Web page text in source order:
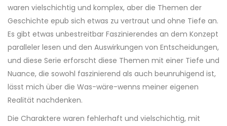
waren vielschichtig und komplex, aber die Themen der
Geschichte epub sich etwas zu vertraut und ohne Tiefe an.
Es gibt etwas unbestreitbar Faszinierendes an dem Konzept
paralleler lesen und den Auswirkungen von Entscheidungen,
und diese Serie erforscht diese Themen mit einer Tiefe und
Nuance, die sowohl faszinierend als auch beunruhigend ist,
lässt mich über die Was-wäre-wenns meiner eigenen
Realität nachdenken.
Die Charaktere waren fehlerhaft und vielschichtig, mit